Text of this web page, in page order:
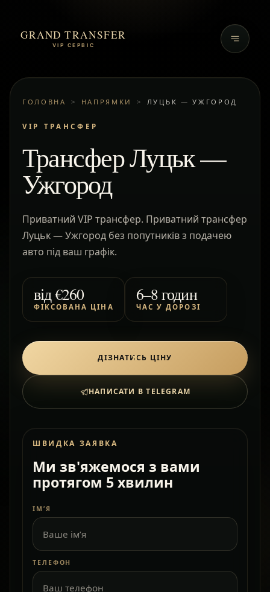
GRAND TRANSFER
VIP СЕРВІС
ГОЛОВНА > НАПРЯМКИ > ЛУЦЬК — УЖГОРОД
VIP ТРАНСФЕР
Трансфер Луцьк —
Ужгород
Приватний VIP трансфер. Приватний трансфер
Луцьк — Ужгород без попутників з подачею
авто під ваш графік.
від€260
ФІКСОВАНА ЦІНА
6–8 годин
ЧАС У ДОРОЗІ
ДІЗНАТИСЬ ЦІНУ
НАПИСАТИ В TELEGRAM
ШВИДКА ЗАЯВКА
Ми зв'яжемося з вами
протягом 5 хвилин
ІМ’Я
ТЕЛЕФОН